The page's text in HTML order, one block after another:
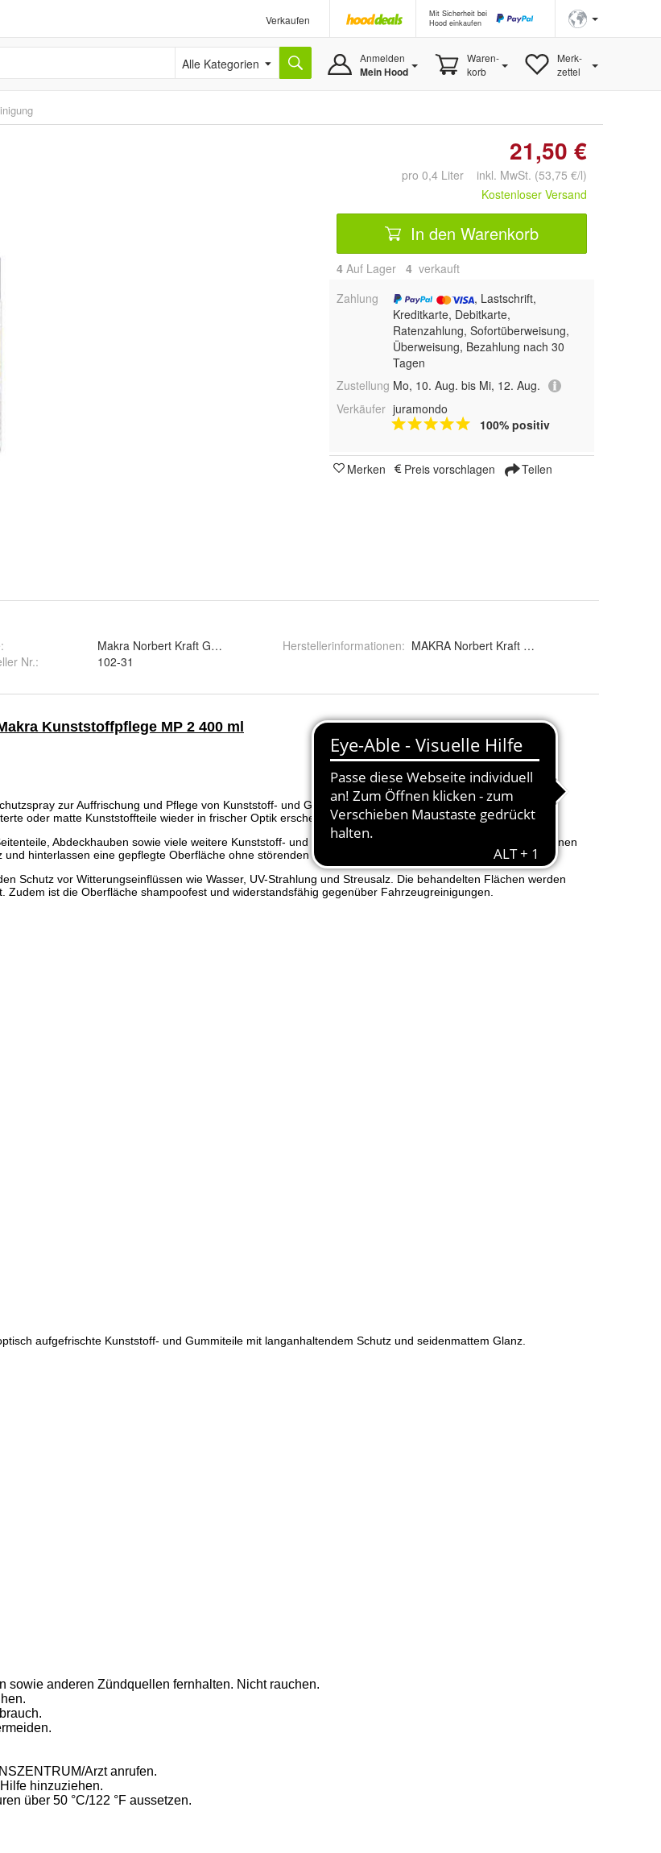
Verkaufen
Mit Sicherheit bei
Hood einkaufen
Alle Kategorien Anmelden
Mein Hood
Waren-
korb
Merk-
zettel
21,50 €
pro 0,4 Liter inkl. MwSt. (53,75 €/l)
Kostenloser Versand
In den Warenkorb
4 Auf Lager 4 verkauft
Zahlung
, Lastschrift,
Kreditkarte, Debitkarte,
Ratenzahlung, Sofortüberweisung,
Überweisung, Bezahlung nach 30
Tagen
Zustellung Mo, 10. Aug. bis Mi, 12. Aug.
Verkäufer juramondo
100% positiv
Merken Preis vorschlagen Teilen
Makra Norbert Kraft GmbH
Nr.:
102-31
Herstellerinformationen: MAKRA Norbert Kraft GmbH, Zillenhardtstraße